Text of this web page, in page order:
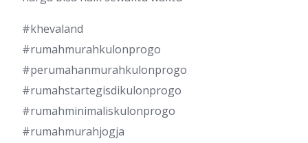
#khevaland
#rumahmurahkulonprogo
#perumahanmurahkulonprogo
#rumahstartegisdikulonprogo
#rumahminimaliskulonprogo
#rumahmurahjogja